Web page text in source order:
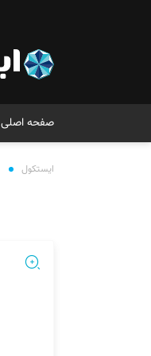
صفحه اصلی
ایستکول